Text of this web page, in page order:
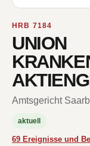
HRB 7184
UNION
Amtsgericht
aktuell
69 Ereignisse und